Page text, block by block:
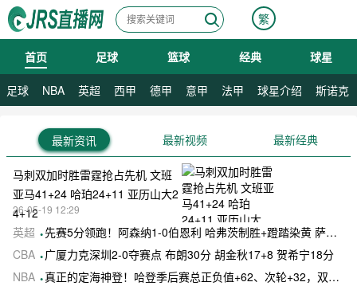
繁
首页 足球 篮球 经典 球星
足球 NBA 英超 西甲 德甲 意甲 法甲 球星介绍 斯诺克
最新资讯 最新视频 最新经典
马刺双加时胜雷霆抢占先机 文班
亚马41+24 哈珀24+11 亚历山大2
4+12
26-05-19 12:29
英超
先赛5分领跑！阿森纳1-0伯恩利 哈弗茨制胜+蹬踏染黄 萨卡献助攻
CBA
广厦力克深圳2-0夺赛点 布朗30分 胡金秋17+8 贺希宁18分
NBA 真正的定海神登！哈登季后赛总正负值+62、次轮+32，双数据领跑骑士全队
08月07日 星期五
08月08日 星期六